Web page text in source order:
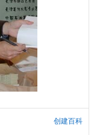
创建百科